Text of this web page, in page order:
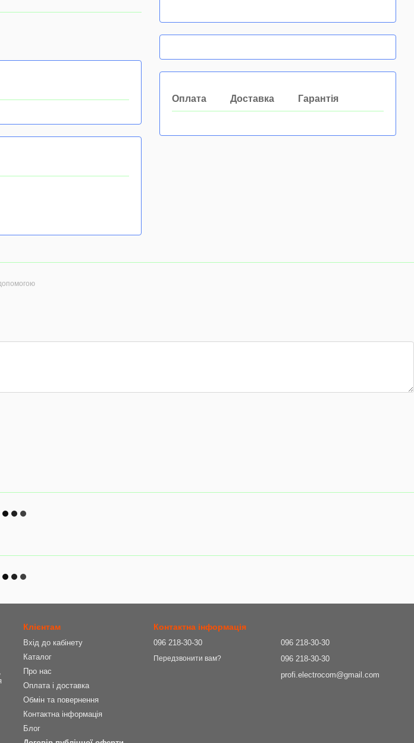
Оплата Доставка Гарантія
Клієнтам
Вхід до кабінету
Каталог
Про нас
Оплата і доставка
Обмін та повернення
Контактна інформація
Блог
Контактна інформація
096 218-30-30
Передзвонити вам?
096 218-30-30
096 218-30-30
profi.electrocom@gmail.com